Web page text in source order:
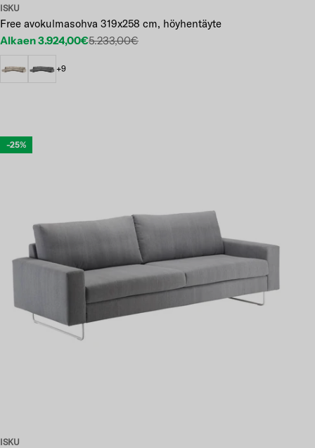
ISKU
Free avokulmasohva 319x258 cm, höyhentäyte
Etuhinta
Alkaen 3.924,00€
Normaalihinta 5.233,00€
+9
-25%
ISKU